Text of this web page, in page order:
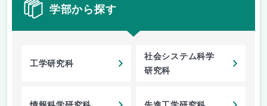
学部から探す
工学研究科
社会システム科学
研究科